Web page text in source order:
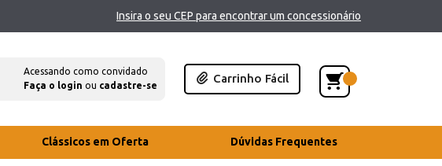
Insira o seu CEP para encontrar um concessionário
Acessando como convidado
Faça o login ou cadastre-se
Carrinho Fácil
Clássicos em Oferta Dúvidas Frequentes